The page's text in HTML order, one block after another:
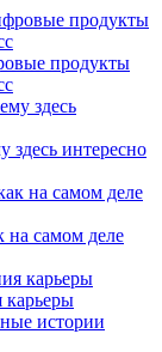
продукты
интересно
самом деле
карьеры